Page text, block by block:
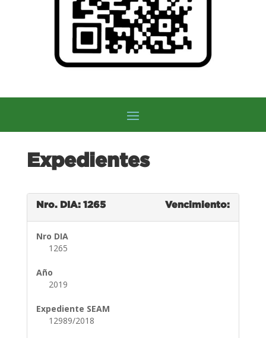
Expedientes
Nro. DIA: 1265 Vencimiento:
Nro DIA
1265
Año
2019
Expediente SEAM
12989/2018